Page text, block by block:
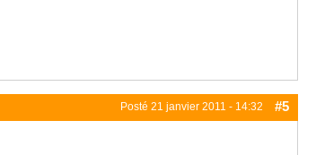
Posté 21 janvier 2011 - 14:32 #5